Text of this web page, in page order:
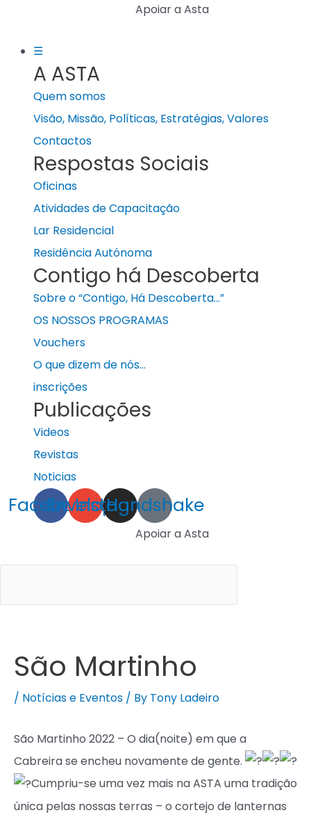
Apoiar a Asta
☰
A ASTA
Quem somos
Visão, Missão, Políticas, Estratégias, Valores
Contactos
Respostas Sociais
Oficinas
Atividades de Capacitação
Lar Residencial
Residência Autónoma
Contigo há Descoberta
Sobre o “Contigo, Há Descoberta…”
OS NOSSOS PROGRAMAS
Vouchers
O que dizem de nós…
inscrições
Publicações
Videos
Revistas
Noticias
Facebook
Envelope
Instagram
Handshake
Apoiar a Asta
São Martinho
/ Notícias e Eventos / By Tony Ladeiro
São Martinho 2022 – O dia(noite) em que a
Cabreira se encheu novamente de gente.
Cumpriu-se uma vez mais na ASTA uma tradição
única pelas nossas terras – o cortejo de lanternas